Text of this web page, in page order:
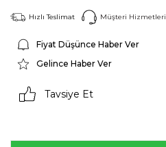
Hızlı Teslimat Müşteri Hizmetleri
Fiyat Düşünce Haber Ver
Gelince Haber Ver
Tavsiye Et